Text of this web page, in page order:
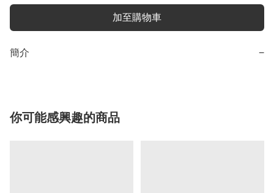
加至購物車
簡介 −
你可能感興趣的商品